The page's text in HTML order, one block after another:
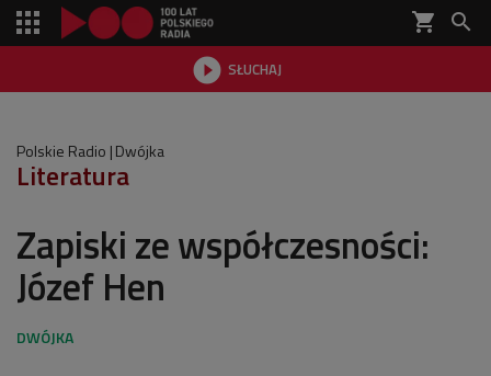
shopping_cart 
 SŁUCHAJ

Polskie Radio Dwójka
Literatura
Zapiski ze współczesności:
Józef Hen